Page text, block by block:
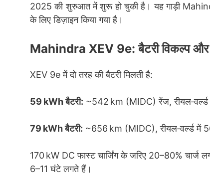
2025 की शुरुआत में शुरू हो चुकी है। यह गाड़ी
के लिए डिज़ाइन किया गया है।
Mahindra XEV 9e: बैटरी विकल्प
XEV 9e में दो तरह की बैटरी मिलती है:
59 kWh बैटरी: ~542 km (MIDC) रेंज,
79 kWh बैटरी: ~656 km (MIDC), रीयल‑वर्ल्ड में
170 kW DC फास्ट चार्जिंग के जरिए 20–80% चार्ज
6–11 घंटे लगते हैं।